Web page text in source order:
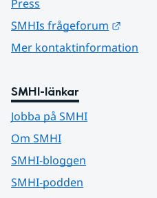
Press
SMHIs frågeforum
Mer kontaktinformation
SMHI-länkar
Jobba på SMHI
Om SMHI
SMHI-bloggen
SMHI-podden